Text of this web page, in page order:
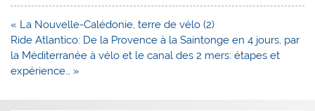
Navigation
de
l’article
« La Nouvelle-Calédonie, terre de vélo (2)
Ride Atlantico: De la Provence à la Saintonge en 4 jours, par
la Méditerranée à vélo et le canal des 2 mers: étapes et
expérience… »